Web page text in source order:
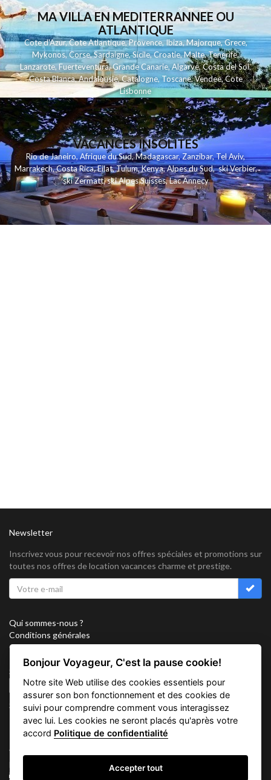
MA VILLA EN MEDITERRANNEE OU
ATLANTIQUE
Cote d'Azur,Cote Atlantique,Provence,Ibiza,Majorque,Grece,
Mykonos,Corse,Sardaigne,Sicile,Croatie,Malte,Tenerife,
Lanzarote,Fuerteventura,Grande Canarie,Algarve,Costa del Sol,
Costa Blanca,Andalousie,Catalogne,Toscane,Vendee,Cote
Lisbonne
VACANCES INSOLITES
Rio de Janeiro,Afrique du Sud,Madagascar,Zanzibar,Tel Aviv,
Marrakech,Costa Rica,Eilat,Tulum,Kenya,Alpes du Sud,ski Verbier,
ski Zermatt,ski Alpes Suisses,Lac Annecy
Newsletter
Inscrivez vous pour recevoir nos offres spéciales et promotions sur
toutes nos offres de location vacances charme et prestige.
Qui sommes-nous ?
Conditions générales
Confidentialité
Partenariat
Sitemap
Cookies
Suivez nous sur
Vacation Key Corp. 2905 Point East Drive #L-215. Aventura.
FLORIDA 33160.
Bonjour Voyageur, C'est la pause cookie!
Notre site Web utilise des cookies essentiels pour
assurer son bon fonctionnement et des cookies de
suivi pour comprendre comment vous interagissez
avec lui. Les cookies ne seront placés qu'après votre
accord Politique de confidentialité
Accepter tout